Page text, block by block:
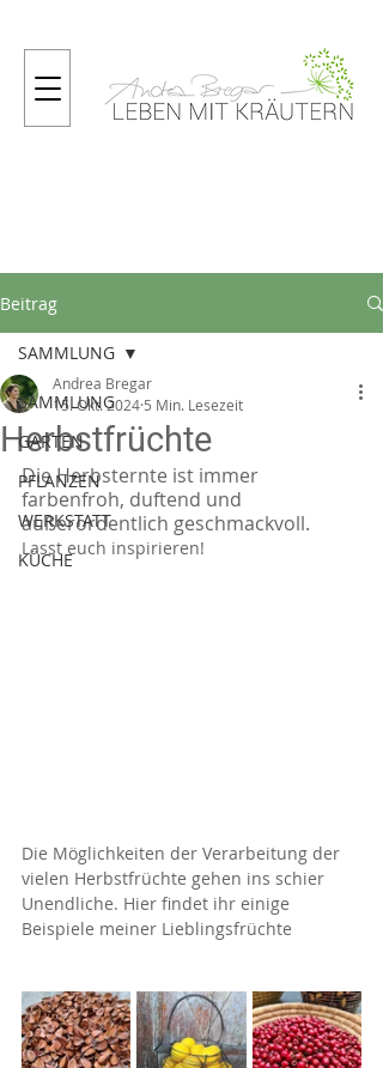
Beitrag
SAMMLUNG
GARTEN
PFLANZEN
WERKSTATT
KÜCHE
SAMMLUNG
Herbstfrüchte
Andrea Bregar
15. Okt. 2024 5 Min. Lesezeit
Die Herbsternte ist immer
farbenfroh, duftend und
außerordentlich geschmackvoll.
Lasst euch inspirieren!
Die Möglichkeiten der Verarbeitung der
vielen Herbstfrüchte gehen ins schier
Unendliche. Hier findet ihr einige
Beispiele meiner Lieblingsfrüchte